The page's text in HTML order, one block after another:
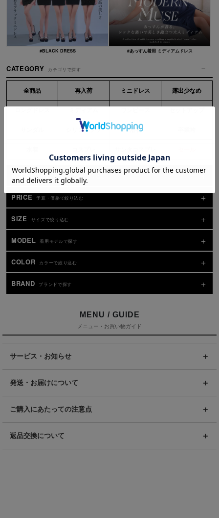
#BLACK DRESS #あっすん着用 ミディアムドレス
CATEGORY カテゴリで探す
全商品 再入荷 ミニドレス 露出少なめ
シリコンブラ 浴衣
ACCESORY 小物・その他で絞り込む
PRICE 予算・価格で絞り込む
SIZE サイズで絞り込む
MODEL 着用モデルで探す
COLOR カラーで絞り込む
BRAND ブランドで探す
MENU / GUIDE
メニュー・お買い物ガイド
サービス・お知らせ
発送・お届けについて
ご購入にあたっての注意点
返品交換について